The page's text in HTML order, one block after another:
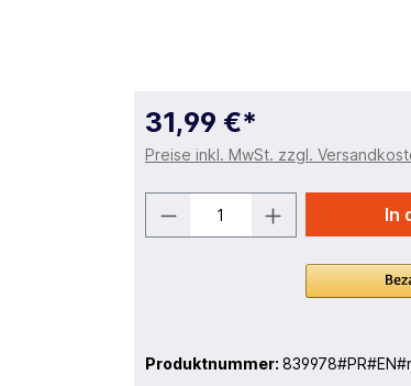
31,99 €*
Preise inkl. MwSt. zzgl.
In
Produktnummer: